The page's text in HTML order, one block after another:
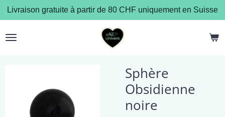
Passer
au
contenu
Livraison gratuite à partir de 80 CHF uniquement en Suisse
Sphère
Obsidienne
noire